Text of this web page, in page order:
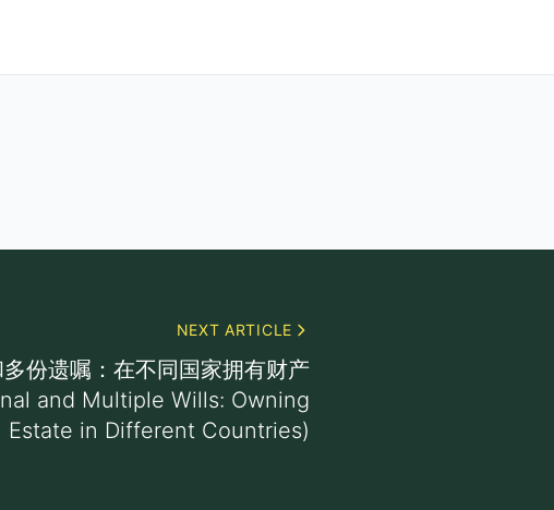
NEXT ARTICLE
份遗嘱：在不同国家拥有财产
and Multiple Wills: Owning
Estate in Different Countries)